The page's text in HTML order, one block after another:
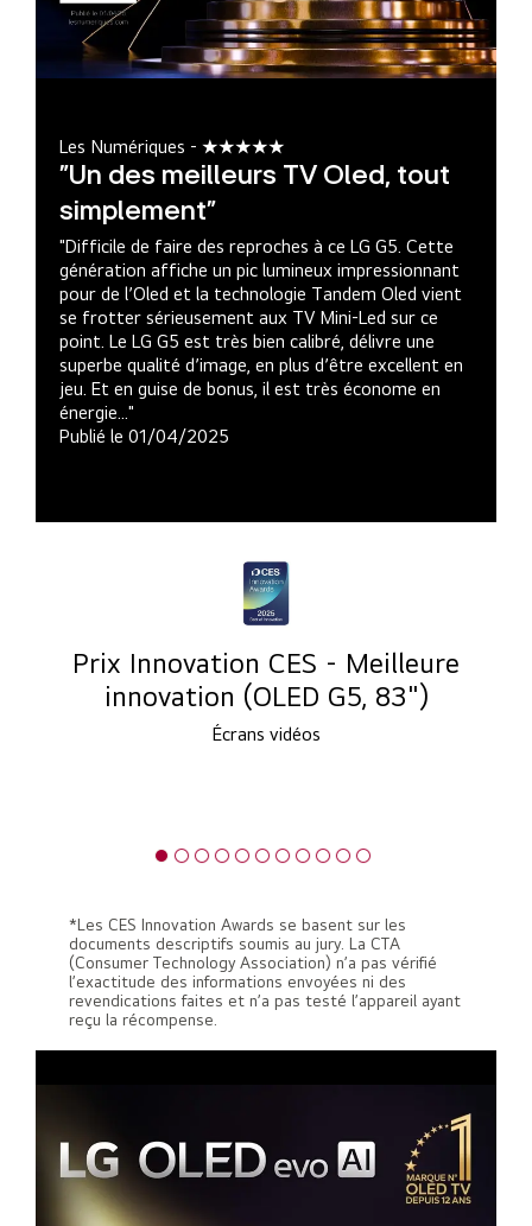
Les Numériques - ★★★★★
"Un des meilleurs TV Oled, tout
simplement"
"Difficile de faire des reproches à ce LG G5. Cette
génération affiche un pic lumineux impressionnant
pour de l’Oled et la technologie Tandem Oled vient
se frotter sérieusement aux TV Mini-Led sur ce
point. Le LG G5 est très bien calibré, délivre une
superbe qualité d’image, en plus d’être excellent en
jeu. Et en guise de bonus, il est très économe en
énergie..."
Publié le 01/04/2025
Prix Innovation CES - Meilleure
innovation (OLED G5, 83")
Écrans vidéos
*Les CES Innovation Awards se basent sur les
documents descriptifs soumis au jury. La CTA
(Consumer Technology Association) n’a pas vérifié
l’exactitude des informations envoyées ni des
revendications faites et n’a pas testé l’appareil ayant
reçu la récompense.